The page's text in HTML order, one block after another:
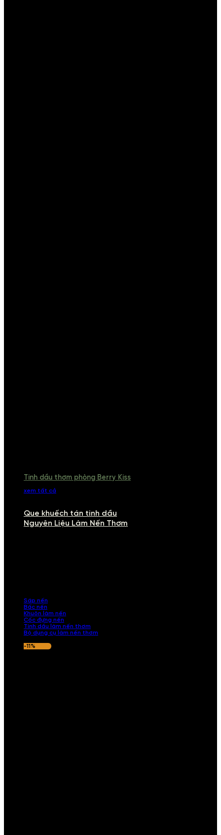
Tinh dầu thơm phòng Berry Kiss
xem tất cả
Que khuếch tán tinh dầu
Nguyên Liệu Làm Nến Thơm
Sáp nến
Bấc nến
Khuôn làm nến
Cốc đựng nến
Tinh dầu làm nến thơm
Bộ dụng cụ làm nến thơm
-11%